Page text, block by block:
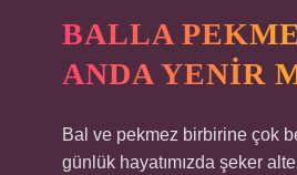
BALLA
ANDA YENIR
Bal ve pekmez birbirine çok
günlük hayatımızda şeker